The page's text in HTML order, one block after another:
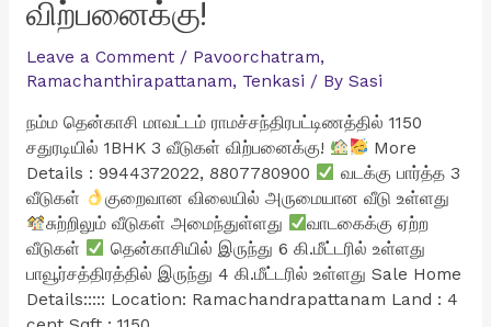
விற்பனைக்கு!
Leave a Comment / Pavoorchatram,
Ramachanthirapattanam, Tenkasi / By Sasi
நம்ம தென்காசி மாவட்டம் ராமச்சந்திரபட்டிணத்தில் 1150
சதுரடியில் 1BHK 3 வீடுகள் விற்பனைக்கு!
More
Details : 9944372022, 8807780900
வடக்கு பார்த்த 3
வீடுகள்
குறைவான விலையில் அருமையான வீடு உள்ளது
சுற்றிலும் வீடுகள் அமைந்துள்ளது
வாடகைக்கு ஏற்ற
வீடுகள்
தென்காசியில் இருந்து 6 கி.மீட்டரில் உள்ளது
பாவூர்சத்திரத்தில் இருந்து 4 கி.மீட்டரில் உள்ளது Sale Home
Details::::: Location: Ramachandrapattanam Land : 4